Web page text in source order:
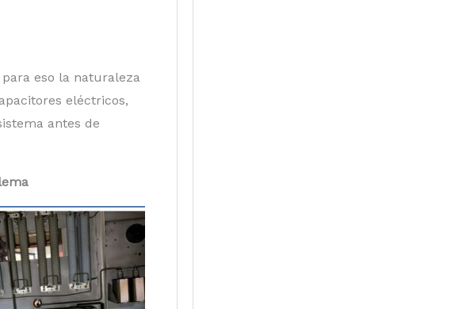
eso la naturaleza
eléctricos,
antes de